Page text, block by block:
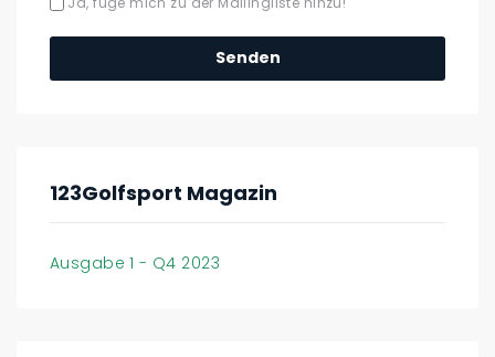
123Golfsport Magazin
Ausgabe 1 - Q4 2023